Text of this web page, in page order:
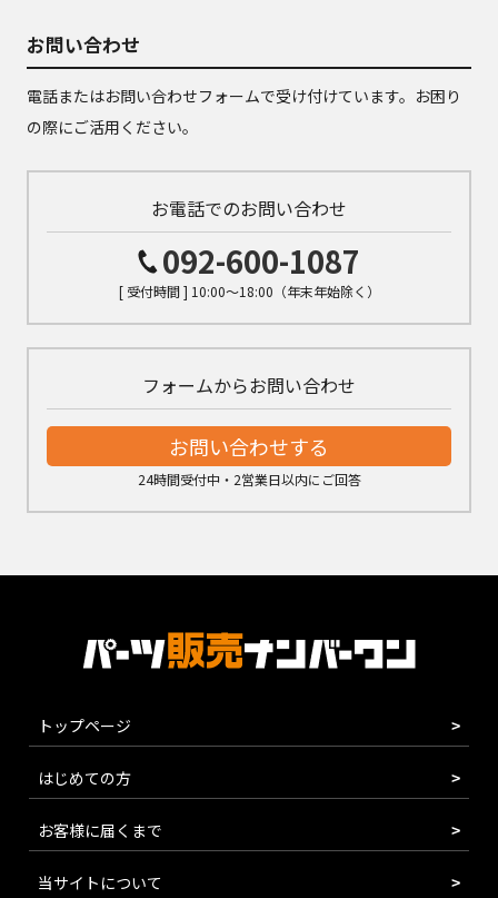
お問い合わせ
電話またはお問い合わせフォームで受け付けています。お困り
の際にご活用ください。
お電話でのお問い合わせ
092-600-1087
[ 受付時間 ] 10:00～18:00（年末年始除く）
フォームからお問い合わせ
お問い合わせする
24時間受付中・2営業日以内にご回答
トップページ
はじめての方
お客様に届くまで
当サイトについて